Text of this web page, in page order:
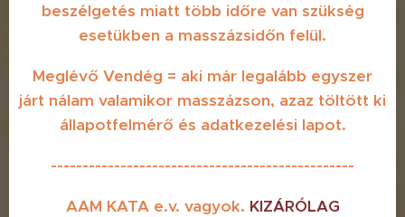
beszélgetés miatt több időre van szükség
esetükben a masszázsidőn felül.
Meglévő Vendég = aki már legalább egyszer
járt nálam valamikor masszázson, azaz töltött ki
állapotfelmérő és adatkezelési lapot.
------------------------------------------------
AAM KATA e.v. vagyok. KIZÁRÓLAG